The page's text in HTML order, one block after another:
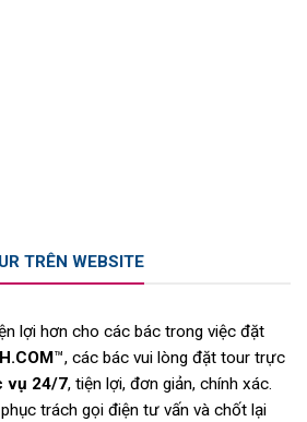
TRÊN WEBSITE
lợi hơn cho các bác trong việc đặt
™, các bác vui lòng đặt tour trực
vụ 24/7, tiện lợi, đơn giản, chính xác.
trách gọi điện tư vấn và chốt lại